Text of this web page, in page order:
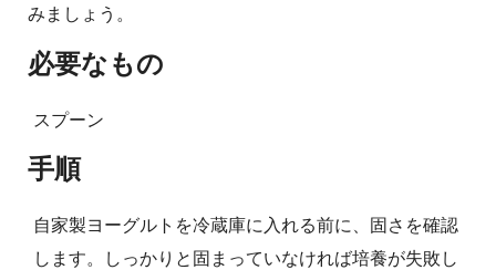
みましょう。
必要なもの
スプーン
手順
自家製ヨーグルトを冷蔵庫に入れる前に、固さを確認
します。しっかりと固まっていなければ培養が失敗し